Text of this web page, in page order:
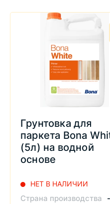
Грунтовка для
паркета Bona
(5л) на водной
основе
НЕТ В НАЛИЧИИ
Страна производства -